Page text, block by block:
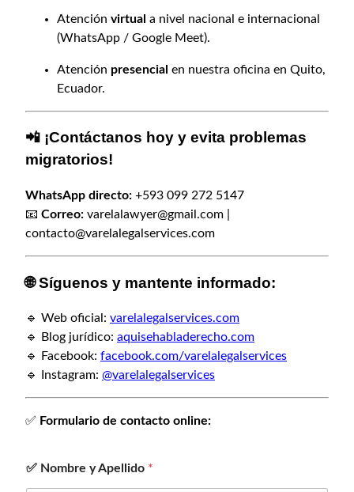
Atención virtual a nivel nacional e internacional
(WhatsApp / Google Meet).
Atención presencial en nuestra oficina en Quito,
Ecuador.
📲 ¡Contáctanos hoy y evita problemas
migratorios!
WhatsApp directo: +593 099 272 5147
📧 Correo: varelalawyer@gmail.com
contacto@varelalegalservices.com
🌐 Síguenos y mantente informado:
🔹 Web oficial: varelalegalservices.com
🔹 Blog jurídico: aquisehabladerecho.com
🔹 Facebook: facebook.com/varelalegalservices
🔹 Instagram: @varelalegalservices
✅ Formulario de contacto online:
✅ Nombre y Apellido *